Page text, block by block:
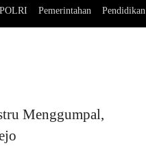
Pemerintahan Pendidikan
Menggumpal,